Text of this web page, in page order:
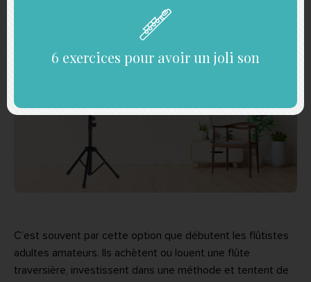
C’est souvent par cette option que débutent les flûtistes
adultes amateurs. Ils achètent ou louent une flûte
traversière, investissent dans une méthode et tentent de
6 exercices pour avoir un joli son